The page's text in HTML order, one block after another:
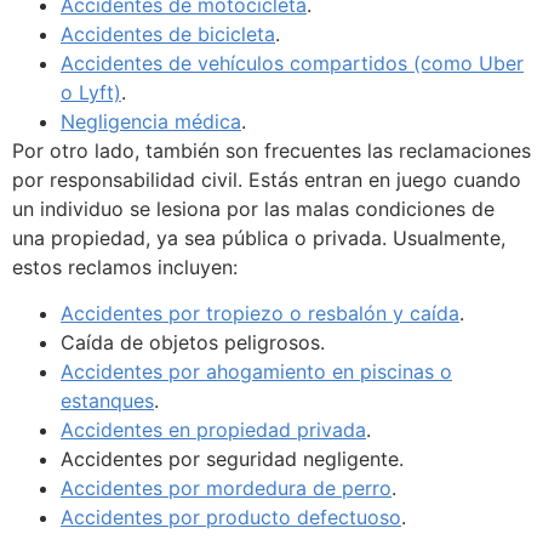
Accidentes de motocicleta.
Accidentes de bicicleta.
Accidentes de vehículos compartidos (como Uber
o Lyft).
Negligencia médica.
Por otro lado, también son frecuentes las reclamaciones
por responsabilidad civil. Estás entran en juego cuando
un individuo se lesiona por las malas condiciones de
una propiedad, ya sea pública o privada. Usualmente,
estos reclamos incluyen:
Accidentes por tropiezo o resbalón y caída.
Caída de objetos peligrosos.
Accidentes por ahogamiento en piscinas o
estanques.
Accidentes en propiedad privada.
Accidentes por seguridad negligente.
Accidentes por mordedura de perro.
Accidentes por producto defectuoso.